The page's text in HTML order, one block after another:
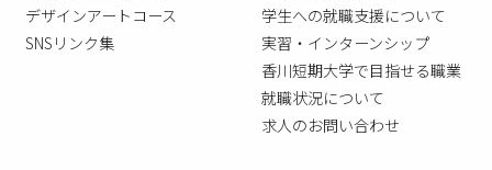
デザインアートコース
SNSリンク集
学生への就職支援について
実習・インターンシップ
香川短期大学で目指せる職業
就職状況について
求人のお問い合わせ